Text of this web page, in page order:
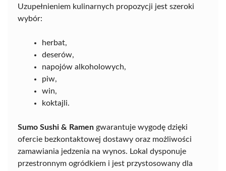
Uzupełnieniem kulinarnych propozycji jest szeroki
wybór:
herbat,
deserów,
napojów alkoholowych,
piw,
win,
koktajli.
Sumo Sushi & Ramen gwarantuje wygodę dzięki
ofercie bezkontaktowej dostawy oraz możliwości
zamawiania jedzenia na wynos. Lokal dysponuje
przestronnym ogródkiem i jest przystosowany dla